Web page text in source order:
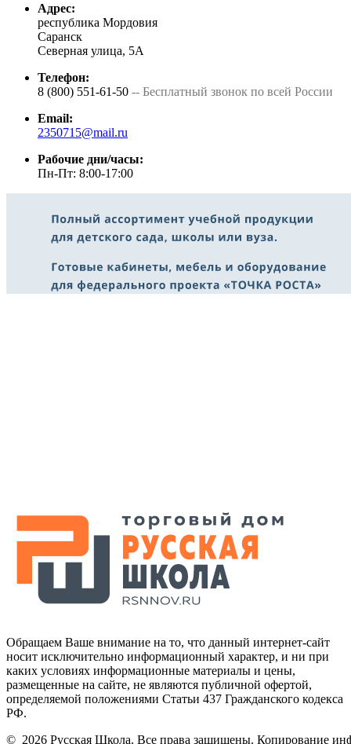
Адрес:
республика Мордовия
Саранск
Северная улица, 5А
Телефон:
8 (800) 551-61-50 -- Бесплатный звонок по всей России
Email:
2350715@mail.ru
Рабочие дни/часы:
Пн-Пт: 8:00-17:00
Обращаем Ваше внимание на то, что данный интернет-сайт
носит исключительно информационный характер, и ни при
каких условиях информационные материалы и цены,
размещенные на сайте, не являются публичной офертой,
определяемой положениями Статьи 437 Гражданского кодекса
РФ.
© 2026 Русская Школа. Все права защищены. Копирование